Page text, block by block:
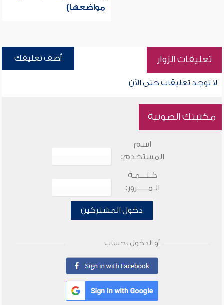
مواضعها)
تعليقات الزوار أضف تعليقك
لا توجد تعليقات حتى الآن
مكتبتك الصوتية
اسم
المستخدم:
كـلـــمـة
الـمـــــرور:
دخول المشتركين
أو الدخول بحساب